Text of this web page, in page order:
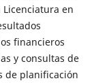
Licenciatura en
financieros
y consultas de
de planificación